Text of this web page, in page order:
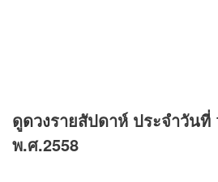
ดูดวงรายสัปดาห์ ประจำวัน
พ.ศ.2558